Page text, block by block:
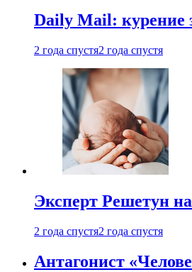
Daily Mail: курение
2 года спустя2 года спустя
Эксперт Решетун
2 года спустя2 года спустя
Антагонист